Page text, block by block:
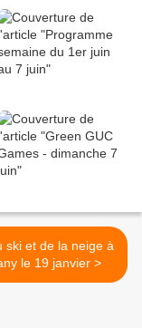
ski et de la neige à
Vaujany le 19 janvier >